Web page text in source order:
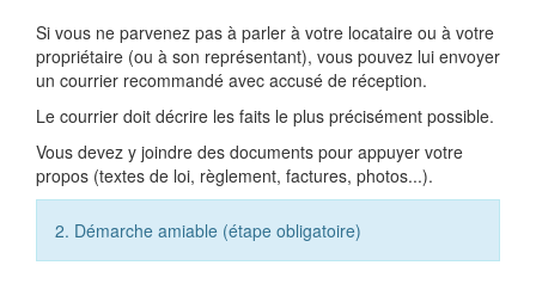
Si vous ne parvenez pas à parler à votre locataire ou à votre
propriétaire (ou à son représentant), vous pouvez lui envoyer
un courrier recommandé avec accusé de réception.
Le courrier doit décrire les faits le plus précisément possible.
Vous devez y joindre des documents pour appuyer votre
propos (textes de loi, règlement, factures, photos...).
2. Démarche amiable (étape obligatoire)